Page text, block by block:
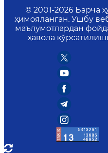
© 2001-2026 Барча
ҳимояланган. Ушбу
маълумотлардан
ҳавола